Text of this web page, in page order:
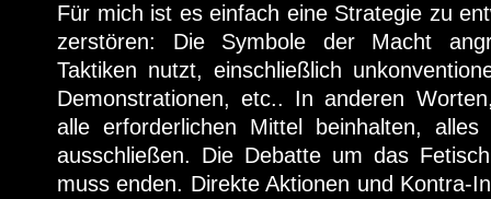
Für mich ist es einfach eine Strategie zu
zerstören: Die Symbole der Macht
Taktiken nutzt, einschließlich
Demonstrationen, etc.. In anderen
alle erforderlichen Mittel beinhalten,
ausschließen. Die Debatte um das
muss enden. Direkte Aktionen und Kontra-